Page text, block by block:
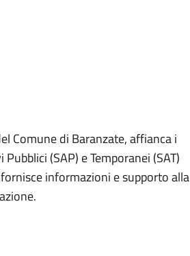
Comune di Baranzate, affianca i
(SAP) e Temporanei (SAT)
informazioni e supporto alla